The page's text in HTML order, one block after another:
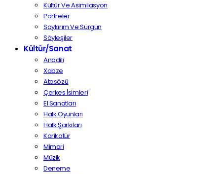
Kültür Ve Asimilasyon
Portreler
Soykırım Ve Sürgün
Söyleşiler
Kültür/Sanat
Anadili
Xabze
Atasözü
Çerkes İsimleri
El Sanatları
Halk Oyunları
Halk Şarkıları
Karikatür
Mimari
Müzik
Deneme